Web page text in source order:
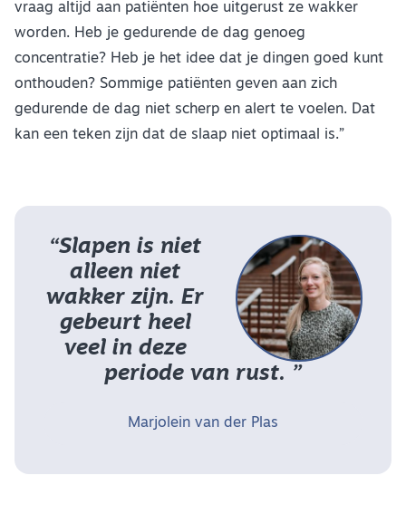
vraag altijd aan patiënten hoe uitgerust ze wakker
worden. Heb je gedurende de dag genoeg
concentratie? Heb je het idee dat je dingen goed kunt
onthouden? Sommige patiënten geven aan zich
gedurende de dag niet scherp en alert te voelen. Dat
kan een teken zijn dat de slaap niet optimaal is.”
“Slapen is niet
alleen niet
wakker zijn. Er
gebeurt heel
veel in deze
periode van rust. ”
Marjolein van der Plas